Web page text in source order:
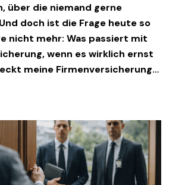
über die niemand gerne
doch ist die Frage heute so
nicht mehr: Was passiert mit
wenn es wirklich ernst
meine Firmenversicherung…